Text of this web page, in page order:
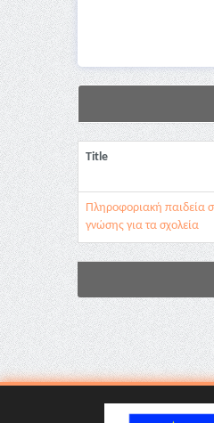
Title
Πληροφοριακή παιδεία
γνώσης για τα σχολεία